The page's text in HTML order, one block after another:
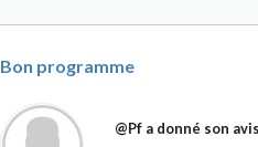
Bon programme
@Pf a donné son